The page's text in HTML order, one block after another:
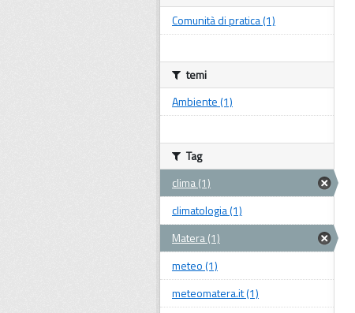
Comunità di pratica (1)
temi
Ambiente (1)
Tag
clima (1)
climatologia (1)
Matera (1)
meteo (1)
meteomatera.it (1)